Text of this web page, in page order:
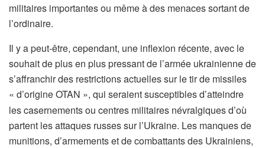
militaires importantes ou même à des menaces sortant de
l’ordinaire.
Il y a peut-être, cependant, une inflexion récente, avec le
souhait de plus en plus pressant de l’armée ukrainienne de
s’affranchir des restrictions actuelles sur le tir de missiles
« d’origine OTAN », qui seraient susceptibles d’atteindre
les casernements ou centres militaires névralgiques d’où
partent les attaques russes sur l’Ukraine. Les manques de
munitions, d’armements et de combattants des Ukrainiens,